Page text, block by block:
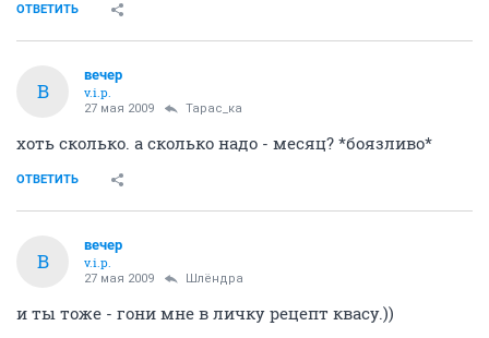
ОТВЕТИТЬ
В
вечер
v.i.p.
27 мая 2009 Тарас_ка
хоть сколько. а сколько надо - месяц? *боязливо*
ОТВЕТИТЬ
В
вечер
v.i.p.
27 мая 2009 Шлёндра
и ты тоже - гони мне в личку рецепт квасу.))